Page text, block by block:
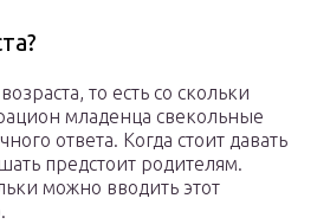
то есть со скольки
младенца свекольные
ответа. Когда стоит давать
предстоит родителям.
можно вводить этот